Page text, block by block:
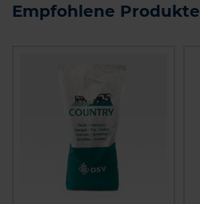
Empfohlene Produkte